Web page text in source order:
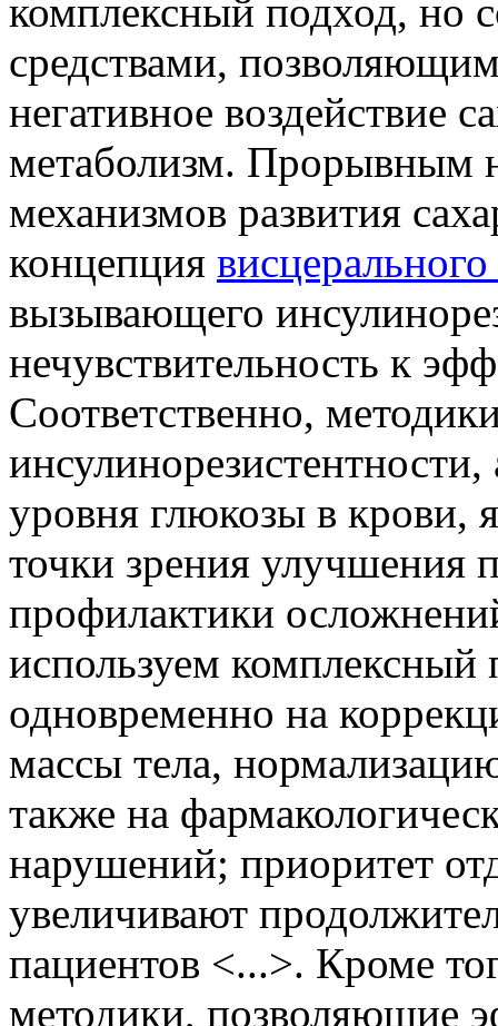
комплексный подход, но
средствами,
негативное воздействие
метаболизм. Прорывным
механизмов развития
концепция висцерального
вызывающего
нечувствительность к
Соответственно,
уровня глюкозы в крови,
точки зрения улучшения
профилактики
используем комплексный
одновременно на
массы тела,
также на
нарушений; приоритет
увеличивают
пациентов <...>. Кроме
методики, позволяющие